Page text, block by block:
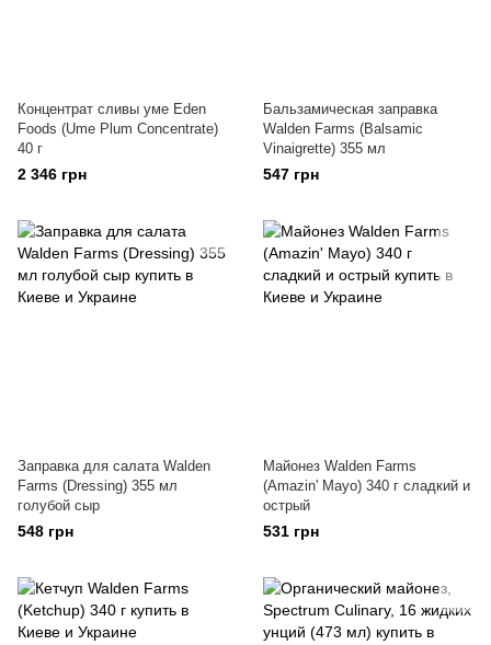
Концентрат сливы уме Eden
Foods (Ume Plum Concentrate)
40 г
2 346 грн
Бальзамическая заправка
Walden Farms (Balsamic
Vinaigrette) 355 мл
547 грн
Заправка для салата Walden
Farms (Dressing) 355 мл
голубой сыр
548 грн
Майонез Walden Farms
(Amazin' Mayo) 340 г сладкий и
острый
531 грн